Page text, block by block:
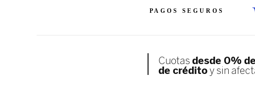
PAGOS SEGUROS